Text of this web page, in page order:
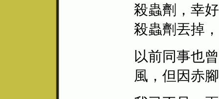
殺蟲劑，幸
殺蟲劑丟掉
以前同事也
風，但因赤